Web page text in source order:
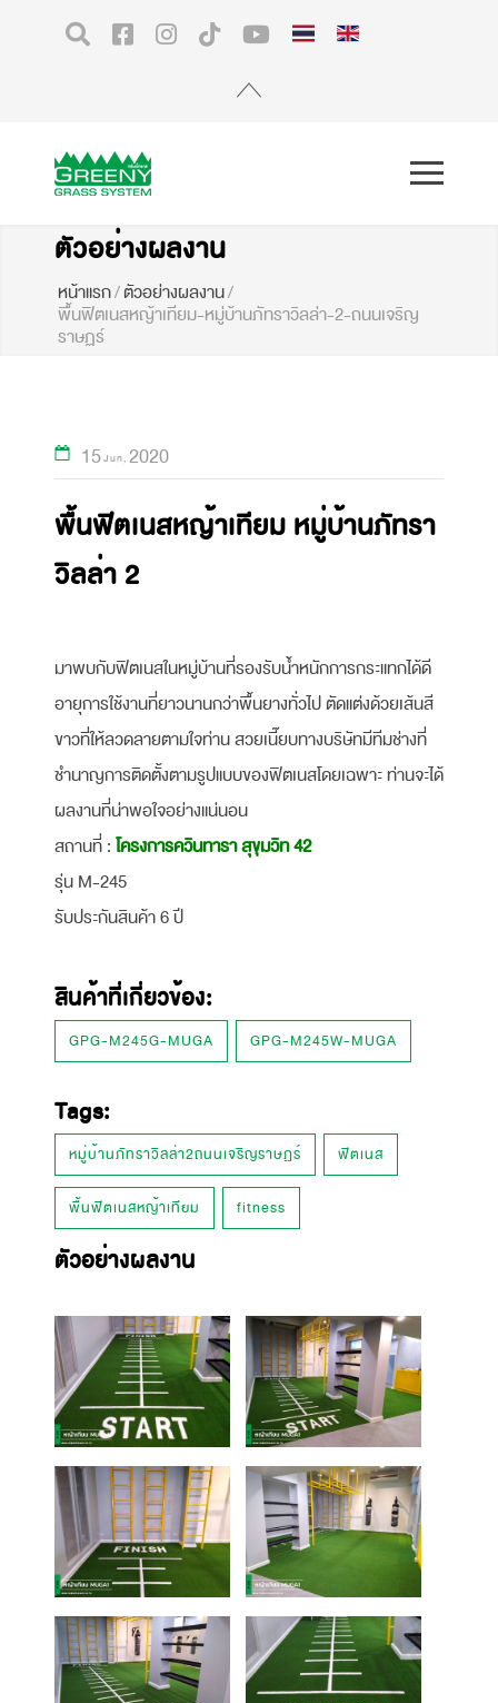
ตัวอย่างผลงาน
หน้าแรก/ตัวอย่างผลงาน/
พื้นฟิตเนสหญ้าเทียม-หมู่บ้านภัทราวิลล่า-2-ถนนเจริญ
ราษฏร์
15Jun 2020
พื้นฟิตเนสหญ้าเทียม หมู่บ้านภัทรา
วิลล่า 2
มาพบกับฟิตเนสในหมู่บ้านที่รองรับน้ำหนักการกระแทกได้ดี
อายุการใช้งานที่ยาวนานกว่าพื้นยางทั่วไป ตัดแต่งด้วยเส้นสี
ขาวที่ให้ลวดลายตามใจท่าน สวยเนี๊ยบทางบริษัทมีทีมช่างที่
ชำนาญการติดตั้งตามรูปแบบของฟิตเนสโดยเฉพาะ ท่านจะได้
ผลงานที่น่าพอใจอย่างแน่นอน
สถานที่ : โครงการควินทารา สุขุมวิท 42
รุ่น M-245
รับประกันสินค้า 6 ปี
สินค้าที่เกี่ยวข้อง:
GPG-M245G-MUGA GPG-M245W-MUGA
Tags:
หมู่บ้านภัทราวิลล่า2ถนนเจริญราษฏร์ ฟิตเนส
พื้นฟิตเนสหญ้าเทียม fitness
ตัวอย่างผลงาน